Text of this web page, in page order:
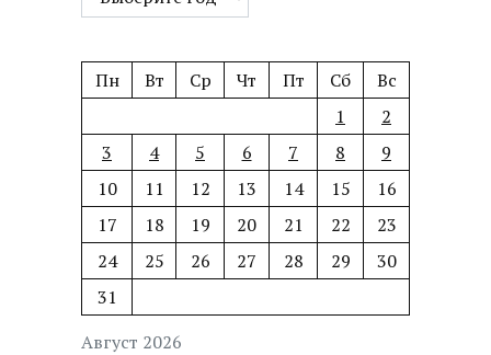
Август 2026
Пн Вт Ср Чт Пт Сб
Вс
1
2
3
4 5 6 7 8
9
10
11 12 13 14 15
16
17
18 19 20 21 22
23
24
25 26 27 28 29
30
31